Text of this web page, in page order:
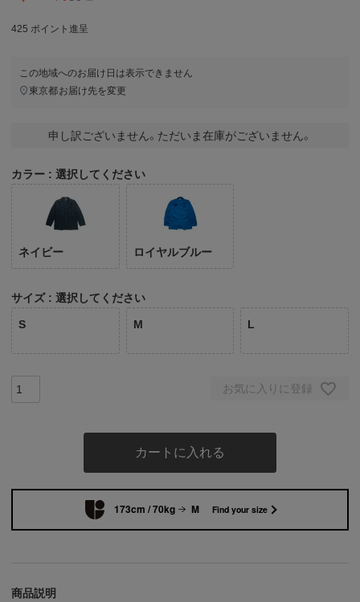
425 ポイント進呈
この地域へのお届け日は表示できません
東京都お届け先を変更
申し訳ございません。ただいま在庫がございません。
カラー 選択してください
ネイビー ロイヤルブルー
サイズ 選択してください
S M L
お気に入りに登録
カートに入れる
173cm / 70kg M Find your size
商品説明